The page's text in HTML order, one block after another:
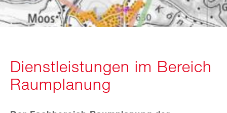
Dienstleistungen im Bereich
Raumplanung